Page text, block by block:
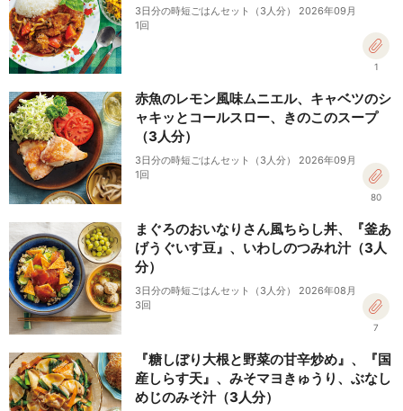
3日分の時短ごはんセット（3人分） 2026年09月
1回
1
赤魚のレモン風味ムニエル、キャベツのシ
ャキッとコールスロー、きのこのスープ
（3人分）
3日分の時短ごはんセット（3人分） 2026年09月
1回
80
まぐろのおいなりさん風ちらし丼、『釜あ
げうぐいす豆』、いわしのつみれ汁（3人
分）
3日分の時短ごはんセット（3人分） 2026年08月
3回
7
『糖しぼり大根と野菜の甘辛炒め』、『国
産しらす天』、みそマヨきゅうり、ぶなし
めじのみそ汁（3人分）